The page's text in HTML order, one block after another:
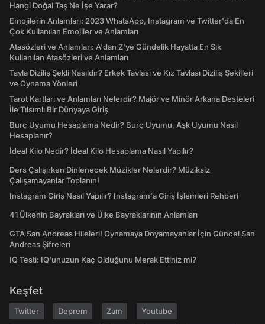
Hangi Doğal Taş Ne İşe Yarar?
Emojilerin Anlamları: 2023 WhatsApp, Instagram ve Twitter'da En
Çok Kullanılan Emojiler ve Anlamları
Atasözleri ve Anlamları: A'dan Z'ye Gündelik Hayatta En Sık
Kullanılan Atasözleri ve Anlamları
Tavla Diziliş Şekli Nasıldır? Erkek Tavlası ve Kız Tavlası Diziliş Şekilleri
ve Oynama Yönleri
Tarot Kartları ve Anlamları Nelerdir? Majör ve Minör Arkana Desteleri
İle Tılsımlı Bir Dünyaya Giriş
Burç Uyumu Hesaplama Nedir? Burç Uyumu, Aşk Uyumu Nasıl
Hesaplanır?
İdeal Kilo Nedir? İdeal Kilo Hesaplama Nasıl Yapılır?
Ders Çalışırken Dinlenecek Müzikler Nelerdir? Müziksiz
Çalışamayanlar Toplanın!
Instagram Giriş Nasıl Yapılır? Instagram'a Giriş İşlemleri Rehberi
41 Ülkenin Bayrakları ve Ülke Bayraklarının Anlamları
GTA San Andreas Hileleri! Oynamaya Doyamayanlar İçin Güncel San
Andreas Şifreleri
IQ Testi: IQ'unuzun Kaç Olduğunu Merak Ettiniz mi?
Keşfet
Twitter Deprem Zam Youtube